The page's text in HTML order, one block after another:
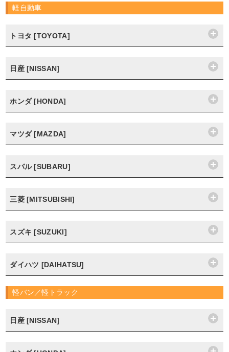
軽自動車
トヨタ [TOYOTA]
日産 [NISSAN]
ホンダ [HONDA]
マツダ [MAZDA]
スバル [SUBARU]
三菱 [MITSUBISHI]
スズキ [SUZUKI]
ダイハツ [DAIHATSU]
軽バン／軽トラック
日産 [NISSAN]